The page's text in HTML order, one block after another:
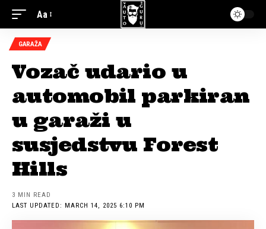
Aa
GARAŽA
Vozač udario u
automobil parkiran
u garaži u
susjedstvu Forest
Hills
LAST UPDATED: MARCH 14, 2025 6:10 PM
3 MIN READ